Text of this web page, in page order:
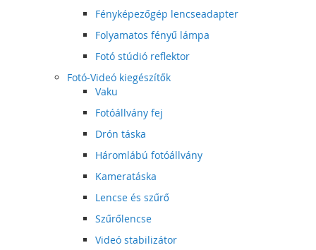
Fényképezőgép lencseadapter
Folyamatos fényű lámpa
Fotó stúdió reflektor
Fotó-Videó kiegészítők
Vaku
Fotóállvány fej
Drón táska
Háromlábú fotóállvány
Kameratáska
Lencse és szűrő
Szűrőlencse
Videó stabilizátor